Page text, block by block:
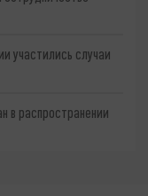
участились случаи
в распространении